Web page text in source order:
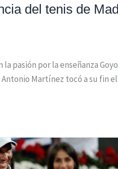
del tenis de
pasión por la enseñanza
Martínez tocó a su fin